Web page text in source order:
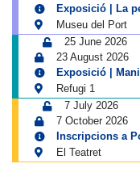
Exposició | La
Museu del Port
25 June 2026
23 August 2026
Exposició |
Refugi 1
7 July 2026
7 October 2026
Inscripcions a
El Teatret